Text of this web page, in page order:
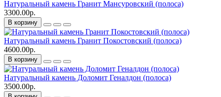
Натуральный камень Гранит Мансуровский (полоса)
3300.00р.
В корзину
Натуральный камень Гранит Покостовский (полоса)
4600.00р.
В корзину
Натуральный камень Доломит Геналдон (полоса)
3500.00р.